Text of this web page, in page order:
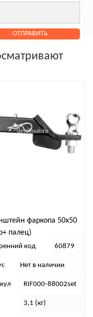
фаркопа 50х50
палец)
код 60879
Нет в наличии
RIF000-88002set
3,1 (кг)